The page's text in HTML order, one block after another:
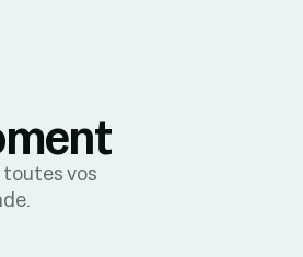
toutes vos